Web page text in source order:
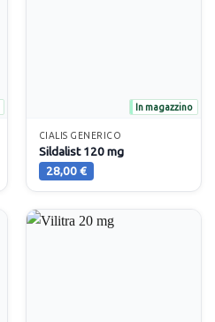
In magazzino
CIALIS GENERICO
Sildalist 120 mg
28,00€